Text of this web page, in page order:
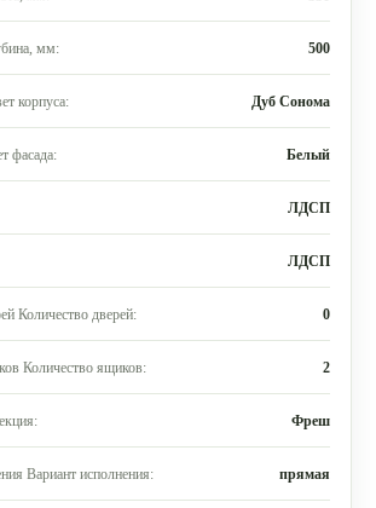
мм: 500
корпуса: Дуб Сонома
фасада: Белый
ЛДСП
ЛДСП
Количество дверей: 0
Количество ящиков: 2
Фреш
Вариант исполнения: прямая